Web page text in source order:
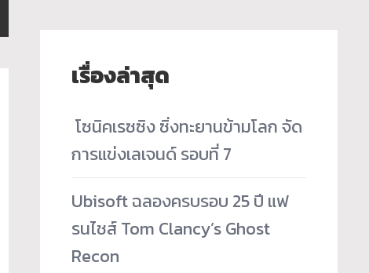
เรื่องล่าสุด
­ โซนิคเรซซิง ซิ่งทะยานข้ามโลก จัด
การแข่งเลเจนด์ รอบที่ 7
Ubisoft ฉลองครบรอบ 25 ปี แฟ
รนไชส์ Tom Clancy’s Ghost
Recon